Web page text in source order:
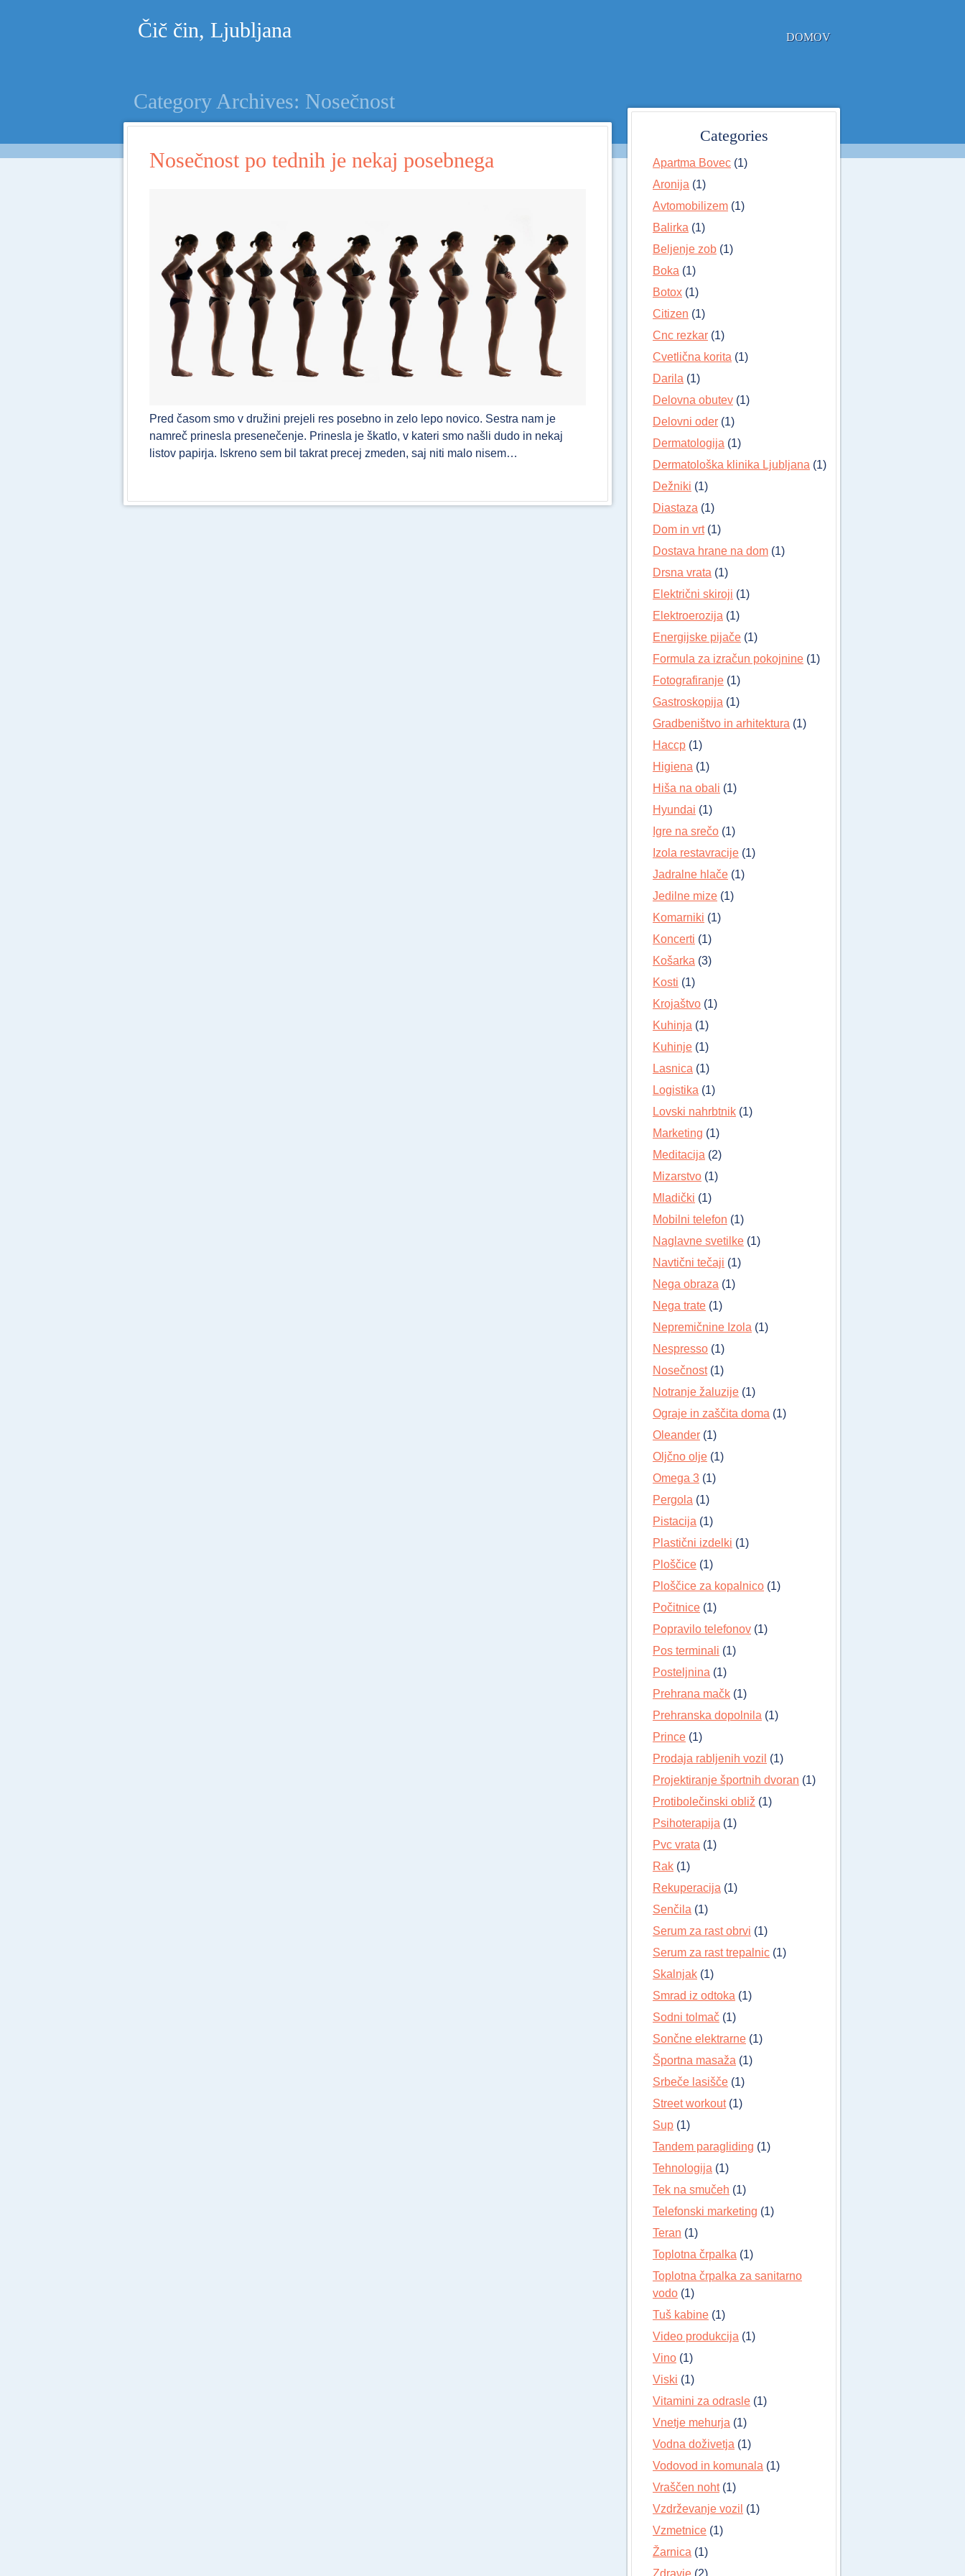
Čič čin, Ljubljana DOMOV
Category Archives: Nosečnost
Nosečnost po tednih je nekaj posebnega
Pred časom smo v družini prejeli res posebno in zelo lepo novico. Sestra nam je
namreč prinesla presenečenje. Prinesla je škatlo, v kateri smo našli dudo in nekaj
listov papirja. Iskreno sem bil takrat precej zmeden, saj niti malo nisem…
Categories
Apartma Bovec (1)
Aronija (1)
Avtomobilizem (1)
Balirka (1)
Beljenje zob (1)
Boka (1)
Botox (1)
Citizen (1)
Cnc rezkar (1)
Cvetlična korita (1)
Darila (1)
Delovna obutev (1)
Delovni oder (1)
Dermatologija (1)
Dermatološka klinika Ljubljana (1)
Dežniki (1)
Diastaza (1)
Dom in vrt(1)
Dostava hrane na dom (1)
Drsna vrata (1)
Električni skiroji (1)
Elektroerozija (1)
Energijske pijače (1)
Formula za izračun pokojnine (1)
Fotografiranje (1)
Gastroskopija (1)
Gradbeništvo in arhitektura (1)
Haccp (1)
Higiena (1)
Hiša na obali (1)
Hyundai (1)
Igre na srečo (1)
Izola restavracije (1)
Jadralne hlače (1)
Jedilne mize (1)
Komarniki (1)
Koncerti (1)
Košarka (3)
Kosti (1)
Krojaštvo (1)
Kuhinja (1)
Kuhinje (1)
Lasnica (1)
Logistika (1)
Lovski nahrbtnik (1)
Marketing (1)
Meditacija (2)
Mizarstvo (1)
Mladički (1)
Mobilni telefon (1)
Naglavne svetilke (1)
Navtični tečaji (1)
Nega obraza (1)
Nega trate (1)
Nepremičnine Izola (1)
Nespresso (1)
Nosečnost(1)
Notranje žaluzije (1)
Ograje in zaščita doma (1)
Oleander (1)
Oljčno olje (1)
Omega 3 (1)
Pergola (1)
Pistacija (1)
Plastični izdelki (1)
Ploščice (1)
Ploščice za kopalnico (1)
Počitnice (1)
Popravilo telefonov (1)
Pos terminali (1)
Posteljnina (1)
Prehrana mačk (1)
Prehranska dopolnila (1)
Prince (1)
Prodaja rabljenih vozil (1)
Projektiranje športnih dvoran (1)
Protibolečinski obliž (1)
Psihoterapija (1)
Pvc vrata (1)
Rak (1)
Rekuperacija (1)
Senčila (1)
Serum za rast obrvi (1)
Serum za rast trepalnic (1)
Skalnjak (1)
Smrad iz odtoka (1)
Sodni tolmač (1)
Sončne elektrarne (1)
Športna masaža (1)
Srbeče lasišče (1)
Street workout(1)
Sup (1)
Tandem paragliding (1)
Tehnologija (1)
Tek na smučeh (1)
Telefonski marketing (1)
Teran (1)
Toplotna črpalka (1)
Toplotna črpalka za sanitarno
vodo (1)
Tuš kabine (1)
Video produkcija (1)
Vino (1)
Viski (1)
Vitamini za odrasle (1)
Vnetje mehurja (1)
Vodna doživetja (1)
Vodovod in komunala (1)
Vraščen noht(1)
Vzdrževanje vozil (1)
Vzmetnice (1)
Žarnica (1)
Zdravje (2)